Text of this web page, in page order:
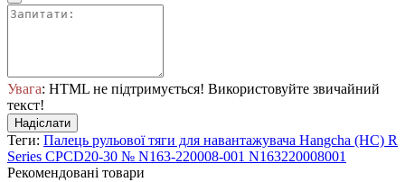
Увага: HTML не підтримується! Використовуйте звичайний
текст!
Надіслати
Теги: Палець рульової тяги для навантажувача Hangcha (HC) R
Series CPCD20-30 № N163-220008-001 N163220008001
Рекомендовані товари